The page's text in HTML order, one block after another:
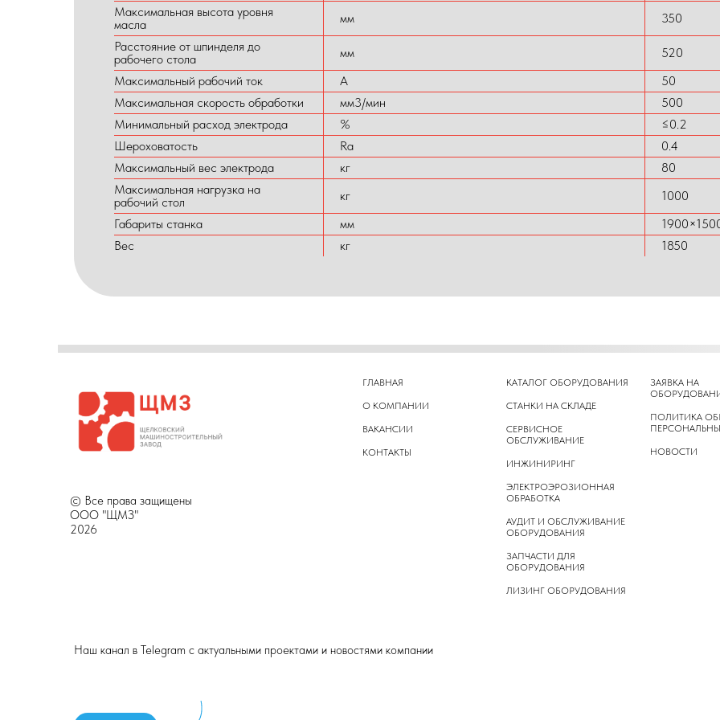
Максимальная высота уровня
масла
мм
350
Расстояние от шпинделя до
рабочего стола
мм
520
Максимальный рабочий ток
A
50
Максимальная скорость обработки
мм3/мин
500
Минимальный расход электрода
%
≤0.2
Шероховатость
Ra
0.4
Максимальный вес электрода
кг
80
Максимальная нагрузка на
рабочий стол
кг
1000
Габариты станка
мм
Вес
кг 1850
© Все права защищены
ООО "ЩМЗ"
2026
ГЛАВНАЯ
О КОМПАНИИ
ВАКАНСИИ
КОНТАКТЫ
КАТАЛОГ ОБОРУДОВАНИЯ
СТАНКИ НА СКЛАДЕ
СЕРВИСНОЕ
ОБСЛУЖИВАНИЕ
ИНЖИНИРИНГ
ЭЛЕКТРОЭРОЗИОННАЯ
ОБРАБОТКА
АУДИТ И ОБСЛУЖИВАНИЕ
ОБОРУДОВАНИЯ
ЗАПЧАСТИ ДЛЯ
ОБОРУДОВАНИЯ
ЛИЗИНГ ОБОРУДОВАНИЯ
ЗАЯВКА НА
ПОЛИТИКА
НОВОСТИ
Наш канал в Telegram с актуальными проектами и новостями компании